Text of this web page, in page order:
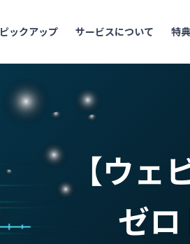
ピックアップ サービスについて 特
【ウェ
ゼ